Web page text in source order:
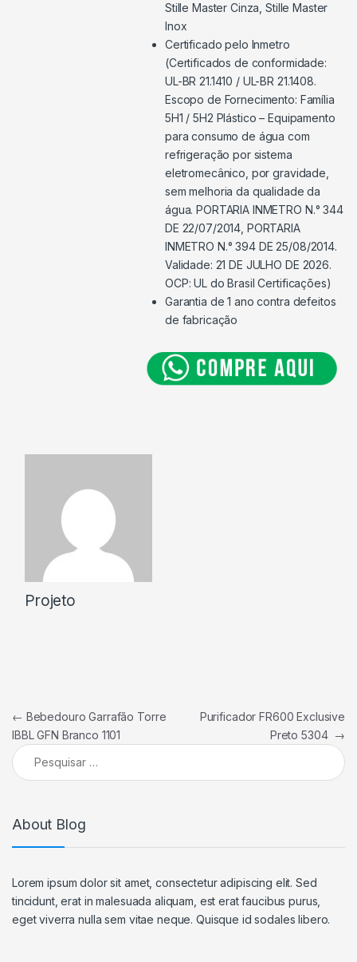
Stille Master Cinza, Stille Master
Inox
Certificado pelo Inmetro
(Certificados de conformidade:
UL-BR 21.1410 / UL-BR 21.1408.
Escopo de Fornecimento: Família
5H1 / 5H2 Plástico – Equipamento
para consumo de água com
refrigeração por sistema
eletromecânico, por gravidade,
sem melhoria da qualidade da
água. PORTARIA INMETRO N.° 344
DE 22/07/2014, PORTARIA
INMETRO N.° 394 DE 25/08/2014.
Validade: 21 DE JULHO DE 2026.
OCP: UL do Brasil Certificações)
Garantia de 1 ano contra defeitos
de fabricação
Projeto
Navegação de Post
← Bebedouro Garrafão Torre
IBBL GFN Branco 1101
Purificador FR600 Exclusive
Preto 5304 →
Pesquisar por:
About Blog
Lorem ipsum dolor sit amet, consectetur adipiscing elit. Sed
tincidunt, erat in malesuada aliquam, est erat faucibus purus,
eget viverra nulla sem vitae neque. Quisque id sodales libero.